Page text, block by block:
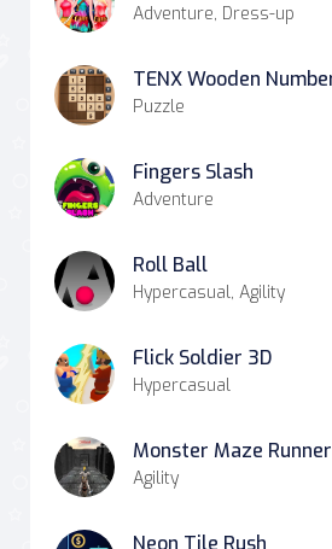
Adventure, Dress-up
Puzzle
Fingers Slash
Adventure
Roll Ball
Hypercasual, Agility
Flick Soldier 3D
Hypercasual
Monster Maze Runner
Agility
Neon Tile Rush